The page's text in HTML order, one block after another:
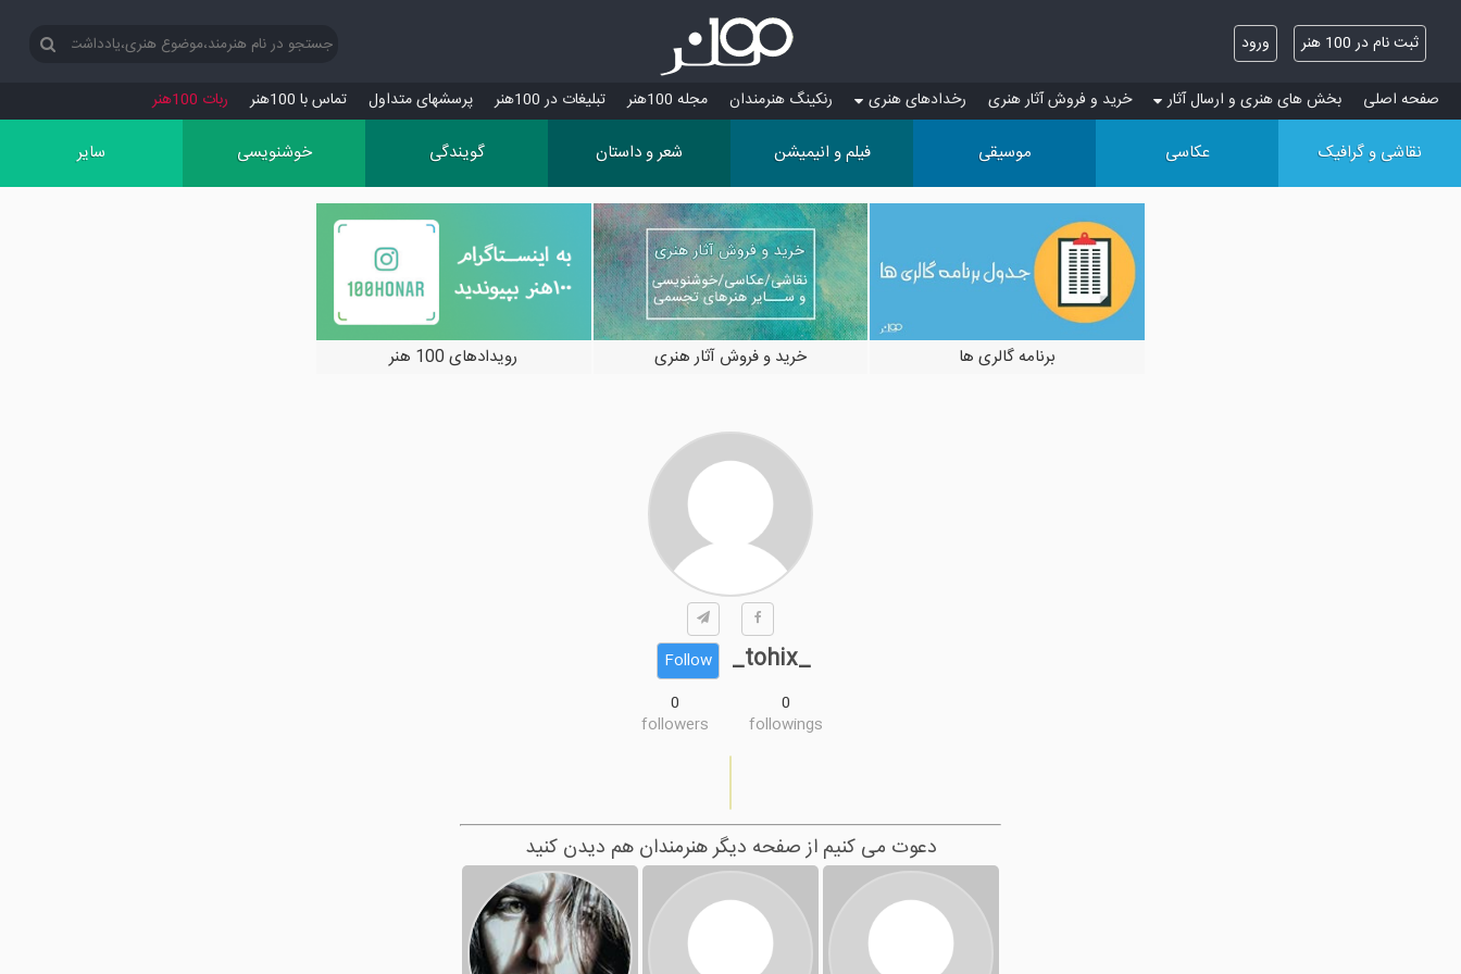
ثبت نام در 100 هنر ورود
صفحه اصلی بخش های هنری و ارسال آثار خرید و فروش آثار هنری رخدادهای هنری رنکینگ هنرمندان مجله 100هنر تبلیغات در 100هنر پرسش‏های متداول تماس با 100هنر ربات 100هنر
نقاشی و گرافیک عکاسی موسیقی فیلم و انیمیشن شعر و داستان گویندگی خوشنویسی سایر
رویدادهای 100 هنر خرید و فروش آثار هنری برنامه گالری ها
_tohix_
Follow
0
followings
0
followers
دعوت می کنیم از صفحه دیگر هنرمندان هم دیدن کنید